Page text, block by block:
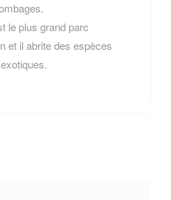
le plus grand parc
et il abrite des espèces